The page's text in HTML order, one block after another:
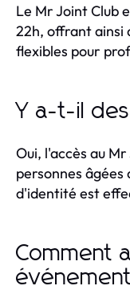
Le Mr Joint Club
22h, offrant ainsi
flexibles pour
Y a-t-il
Oui, l'accès au
personnes âgées
d'identité est
Comment